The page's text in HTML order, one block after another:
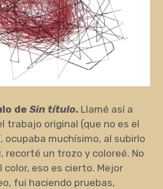
deSin título. Llamé así a
trabajo original (que no es el
ocupaba muchísimo, al subirlo
recorté un trozo y coloreé. No
color, eso es cierto. Mejor
fui haciendo pruebas,